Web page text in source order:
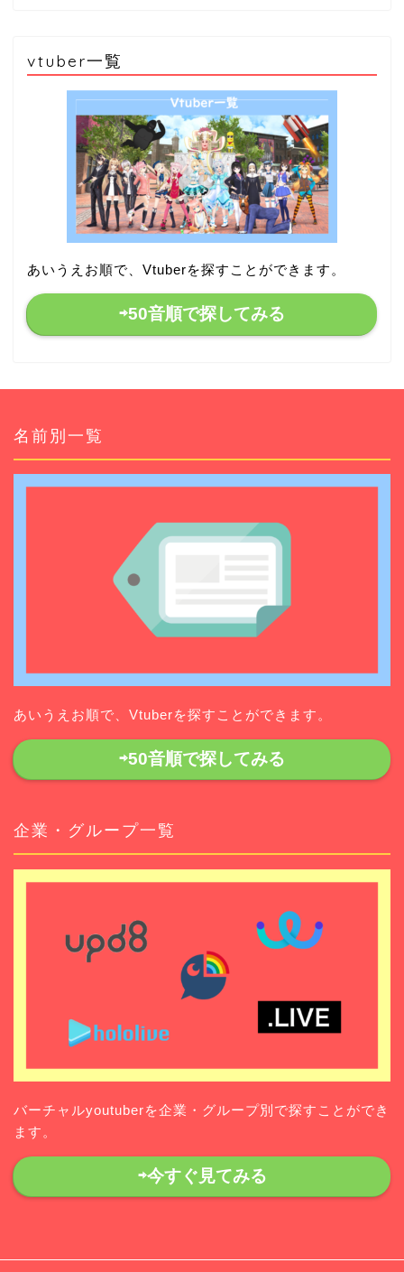
vtuber一覧
あいうえお順で、Vtuberを探すことができます。
⇨50音順で探してみる
名前別一覧
あいうえお順で、Vtuberを探すことができます。
⇨50音順で探してみる
企業・グループ一覧
バーチャルyoutuberを企業・グループ別で探すことができ
ます。
⇨今すぐ見てみる